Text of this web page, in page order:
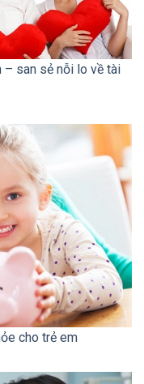
– san sẻ nỗi lo về tài
cho trẻ em